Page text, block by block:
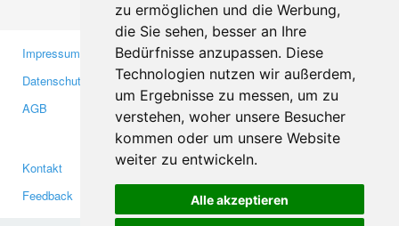
zu ermöglichen und die Werbung,
die Sie sehen, besser an Ihre
Bedürfnisse anzupassen. Diese
Technologien nutzen wir außerdem,
um Ergebnisse zu messen, um zu
verstehen, woher unsere Besucher
kommen oder um unsere Website
weiter zu entwickeln.
Alle akzeptieren
Impressum
Datenschutzerklärung
AGB
Gewerbetreibende
Investoren
Medien
Kontakt
Feedback
Facebook
Twitter
YouTube